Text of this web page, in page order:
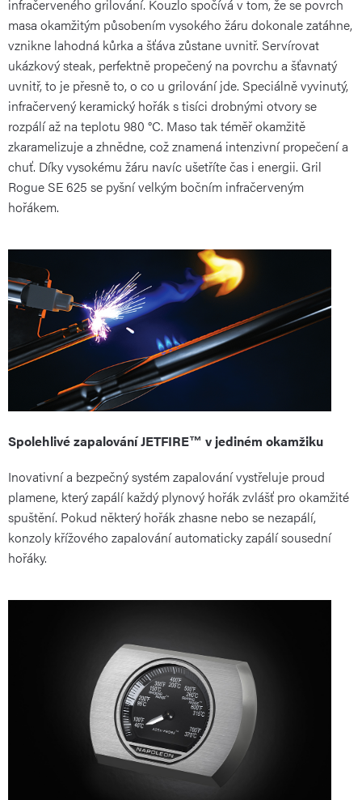
infračerveného grilování. Kouzlo spočívá v tom, že se povrch
masa okamžitým působením vysokého žáru dokonale zatáhne,
vznikne lahodná kůrka a šťáva zůstane uvnitř. Servírovat
ukázkový steak, perfektně propečený na povrchu a šťavnatý
uvnitř, to je přesně to, o co u grilování jde. Speciálně vyvinutý,
infračervený keramický hořák s tisíci drobnými otvory se
rozpálí až na teplotu 980 °C. Maso tak téměř okamžitě
zkaramelizuje a zhnědne, což znamená intenzivní propečení a
chuť. Díky vysokému žáru navíc ušetříte čas i energii. Gril
Rogue SE 625 se pyšní velkým bočním infračerveným
hořákem.
Spolehlivé zapalování JETFIRE™ v jediném okamžiku
Inovativní a bezpečný systém zapalování vystřeluje proud
plamene, který zapálí každý plynový hořák zvlášť pro okamžité
spuštění. Pokud některý hořák zhasne nebo se nezapálí,
konzoly křížového zapalování automaticky zapálí sousední
hořáky.